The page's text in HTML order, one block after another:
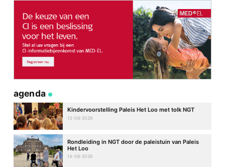
agenda
Kindervoorstelling Paleis Het Loo met tolk NGT
13-08-2026
Rondleiding in NGT door de paleistuin van Paleis
Het Loo
14-08-2026